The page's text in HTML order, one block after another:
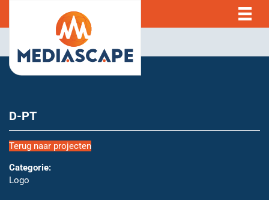
D-PT
Terug naar projecten
Categorie:
Logo